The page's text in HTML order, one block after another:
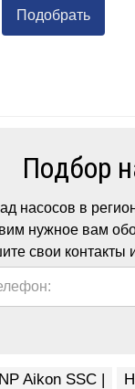
Подобрать
Подбор
в
нужное вам
свои контакты
Aikon SSC |